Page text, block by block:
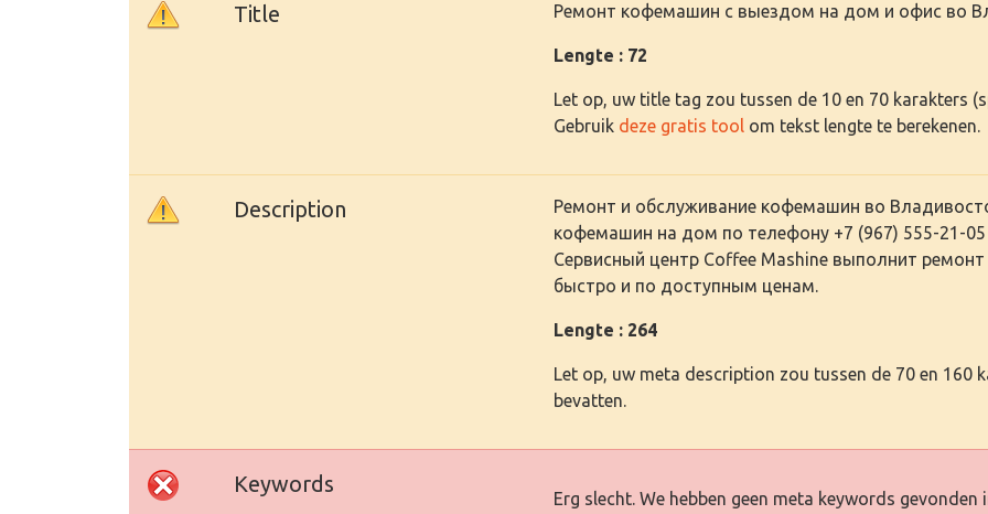
Title Ремонт кофемашин с выездом на дом и офис во
Lengte : 72
Let op, uw title tag zou tussen de 10 en 70 karakters
Gebruik deze gratis tool om tekst lengte te berekenen.
Description
Ремонт и обслуживание кофемашин во
кофемашин на дом по телефону +7 (967) 555-21-05
Сервисный центр Coffee Mashine выполнит
быстро и по доступным ценам.
Lengte : 264
Let op, uw meta description zou tussen de 70 en 160
bevatten.
Keywords
Erg slecht. We hebben geen meta keywords gevonden